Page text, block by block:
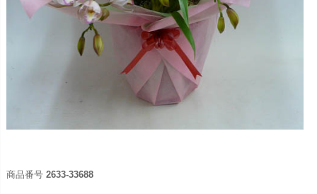
商品番号 2633-33688